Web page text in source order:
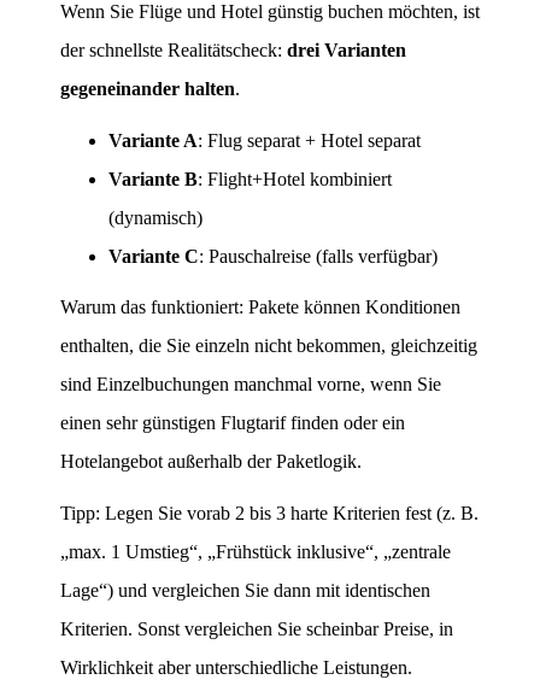
Wenn Sie Flüge und Hotel günstig buchen möchten, ist
der schnellste Realitätscheck: drei Varianten
gegeneinander halten.
Variante A: Flug separat + Hotel separat
Variante B: Flight+Hotel kombiniert
(dynamisch)
Variante C: Pauschalreise (falls verfügbar)
Warum das funktioniert: Pakete können Konditionen
enthalten, die Sie einzeln nicht bekommen, gleichzeitig
sind Einzelbuchungen manchmal vorne, wenn Sie
einen sehr günstigen Flugtarif finden oder ein
Hotelangebot außerhalb der Paketlogik.
Tipp: Legen Sie vorab 2 bis 3 harte Kriterien fest (z. B.
„max. 1 Umstieg“, „Frühstück inklusive“, „zentrale
Lage“) und vergleichen Sie dann mit identischen
Kriterien. Sonst vergleichen Sie scheinbar Preise, in
Wirklichkeit aber unterschiedliche Leistungen.